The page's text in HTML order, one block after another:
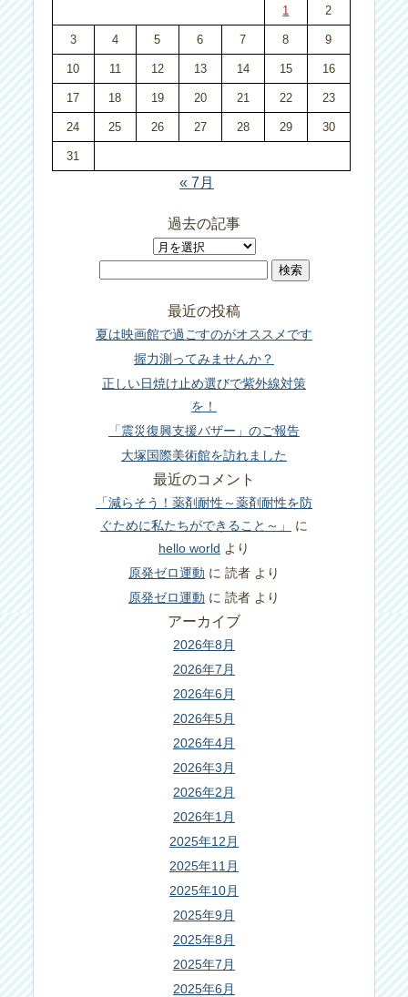
1 2
3 4 5 6 7 8 9
10 11 12 13 14 15 16
17 18 19 20 21 22 23
24 25 26 27 28 29 30
31
« 7月
過去の記事
過
事
最近の投稿
夏は映画館で過ごすのがオススメです
握力測ってみませんか？
正しい日焼け止め選びで紫外線対策
を！
「震災復興支援バザー」のご報告
大塚国際美術館を訪れました
最近のコメント
「減らそう！薬剤耐性～薬剤耐性を防
ぐために私たちができること～」
に
hello world より
原発ゼロ運動 に 読者 より
原発ゼロ運動 に 読者 より
アーカイブ
2026年8月
2026年7月
2026年6月
2026年5月
2026年4月
2026年3月
2026年2月
2026年1月
2025年12月
2025年11月
2025年10月
2025年9月
2025年8月
2025年7月
2025年6月